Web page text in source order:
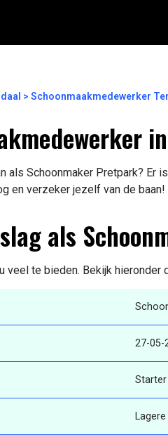
Schoonmaakmedewerker
als Schoonmaker Pretpark? Er
en verzeker jezelf van de baan!
als
veel te bieden. Bekijk hieronder
27-05-
Starter